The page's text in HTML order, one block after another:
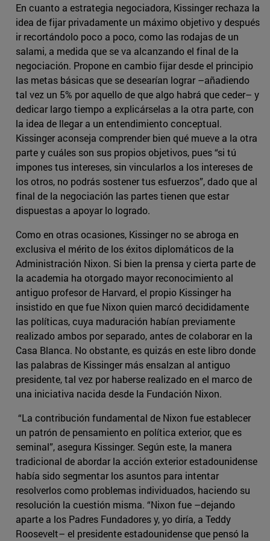
En cuanto a estrategia negociadora, Kissinger rechaza la
idea de fijar privadamente un máximo objetivo y después
ir recortándolo poco a poco, como las rodajas de un
salami, a medida que se va alcanzando el final de la
negociación. Propone en cambio fijar desde el principio
las metas básicas que se desearían lograr –añadiendo
tal vez un 5% por aquello de que algo habrá que ceder– y
dedicar largo tiempo a explicárselas a la otra parte, con
la idea de llegar a un entendimiento conceptual.
Kissinger aconseja comprender bien qué mueve a la otra
parte y cuáles son sus propios objetivos, pues “si tú
impones tus intereses, sin vincularlos a los intereses de
los otros, no podrás sostener tus esfuerzos”, dado que al
final de la negociación las partes tienen que estar
dispuestas a apoyar lo logrado.
Como en otras ocasiones, Kissinger no se abroga en
exclusiva el mérito de los éxitos diplomáticos de la
Administración Nixon. Si bien la prensa y cierta parte de
la academia ha otorgado mayor reconocimiento al
antiguo profesor de Harvard, el propio Kissinger ha
insistido en que fue Nixon quien marcó decididamente
las políticas, cuya maduración habían previamente
realizado ambos por separado, antes de colaborar en la
Casa Blanca. No obstante, es quizás en este libro donde
las palabras de Kissinger más ensalzan al antiguo
presidente, tal vez por haberse realizado en el marco de
una iniciativa nacida desde la Fundación Nixon.
“La contribución fundamental de Nixon fue establecer
un patrón de pensamiento en política exterior, que es
seminal”, asegura Kissinger. Según este, la manera
tradicional de abordar la acción exterior estadounidense
había sido segmentar los asuntos para intentar
resolverlos como problemas individuados, haciendo su
resolución la cuestión misma. “Nixon fue –dejando
aparte a los Padres Fundadores y, yo diría, a Teddy
Roosevelt– el presidente estadounidense que pensó la